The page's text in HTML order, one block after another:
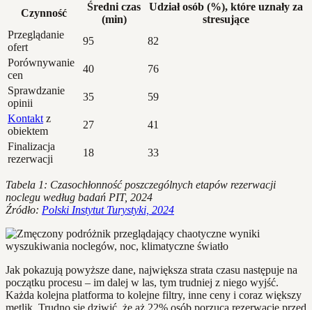
Czynność
Średni czas
(min)
Udział osób (%), które uznały za
stresujące
Przeglądanie
ofert
95
82
Porównywanie
cen
40
76
Sprawdzanie
opinii
35
59
Kontakt z
obiektem
27
41
Finalizacja
rezerwacji
18 33
Tabela 1: Czasochłonność poszczególnych etapów rezerwacji
noclegu według badań PIT, 2024
Źródło: Polski Instytut Turystyki, 2024
Jak pokazują powyższe dane, największa strata czasu następuje na
początku procesu – im dalej w las, tym trudniej z niego wyjść.
Każda kolejna platforma to kolejne filtry, inne ceny i coraz większy